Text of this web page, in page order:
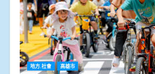
地方.社會 高雄市